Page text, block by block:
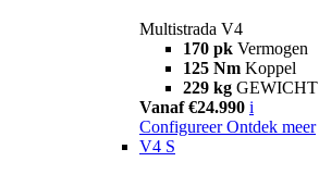
Multistrada V4
170 pk Vermogen
125 Nm Koppel
229 kg GEWICHT
Vanaf €24.990 i
Configureer Ontdek meer
V4 S